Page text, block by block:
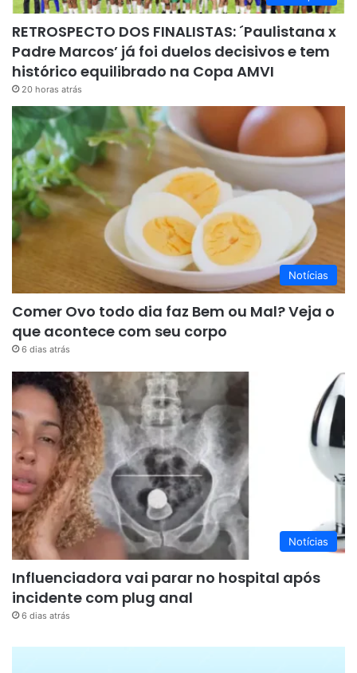
RETROSPECTO DOS FINALISTAS: ´Paulistana x
Padre Marcos’ já foi duelos decisivos e tem
histórico equilibrado na Copa AMVI
20 horas atrás
Notícias
Comer Ovo todo dia faz Bem ou Mal? Veja o
que acontece com seu corpo
6 dias atrás
Notícias
Influenciadora vai parar no hospital após
incidente com plug anal
6 dias atrás